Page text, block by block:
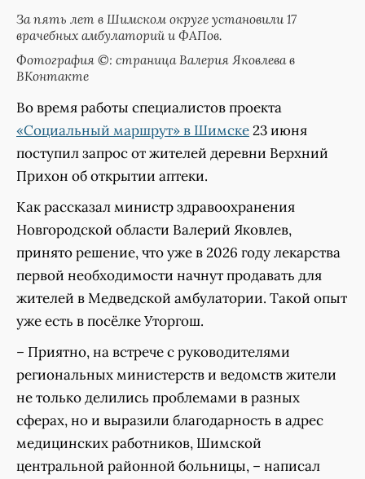
За пять лет в Шимском округе установили 17
врачебных амбулаторий и ФАПов.
Фотография ©: страница Валерия Яковлева в
ВКонтакте
Во время работы специалистов проекта
«Социальный маршрут» в Шимске23 июня
поступил запрос от жителей деревни Верхний
Прихон об открытии аптеки.
Как рассказал министр здравоохранения
Новгородской области Валерий Яковлев,
принято решение, что уже в 2026 году лекарства
первой необходимости начнут продавать для
жителей в Медведской амбулатории. Такой опыт
уже есть в посёлке Уторгош.
– Приятно, на встрече с руководителями
региональных министерств и ведомств жители
не только делились проблемами в разных
сферах, но и выразили благодарность в адрес
медицинских работников, Шимской
центральной районной больницы, – написал